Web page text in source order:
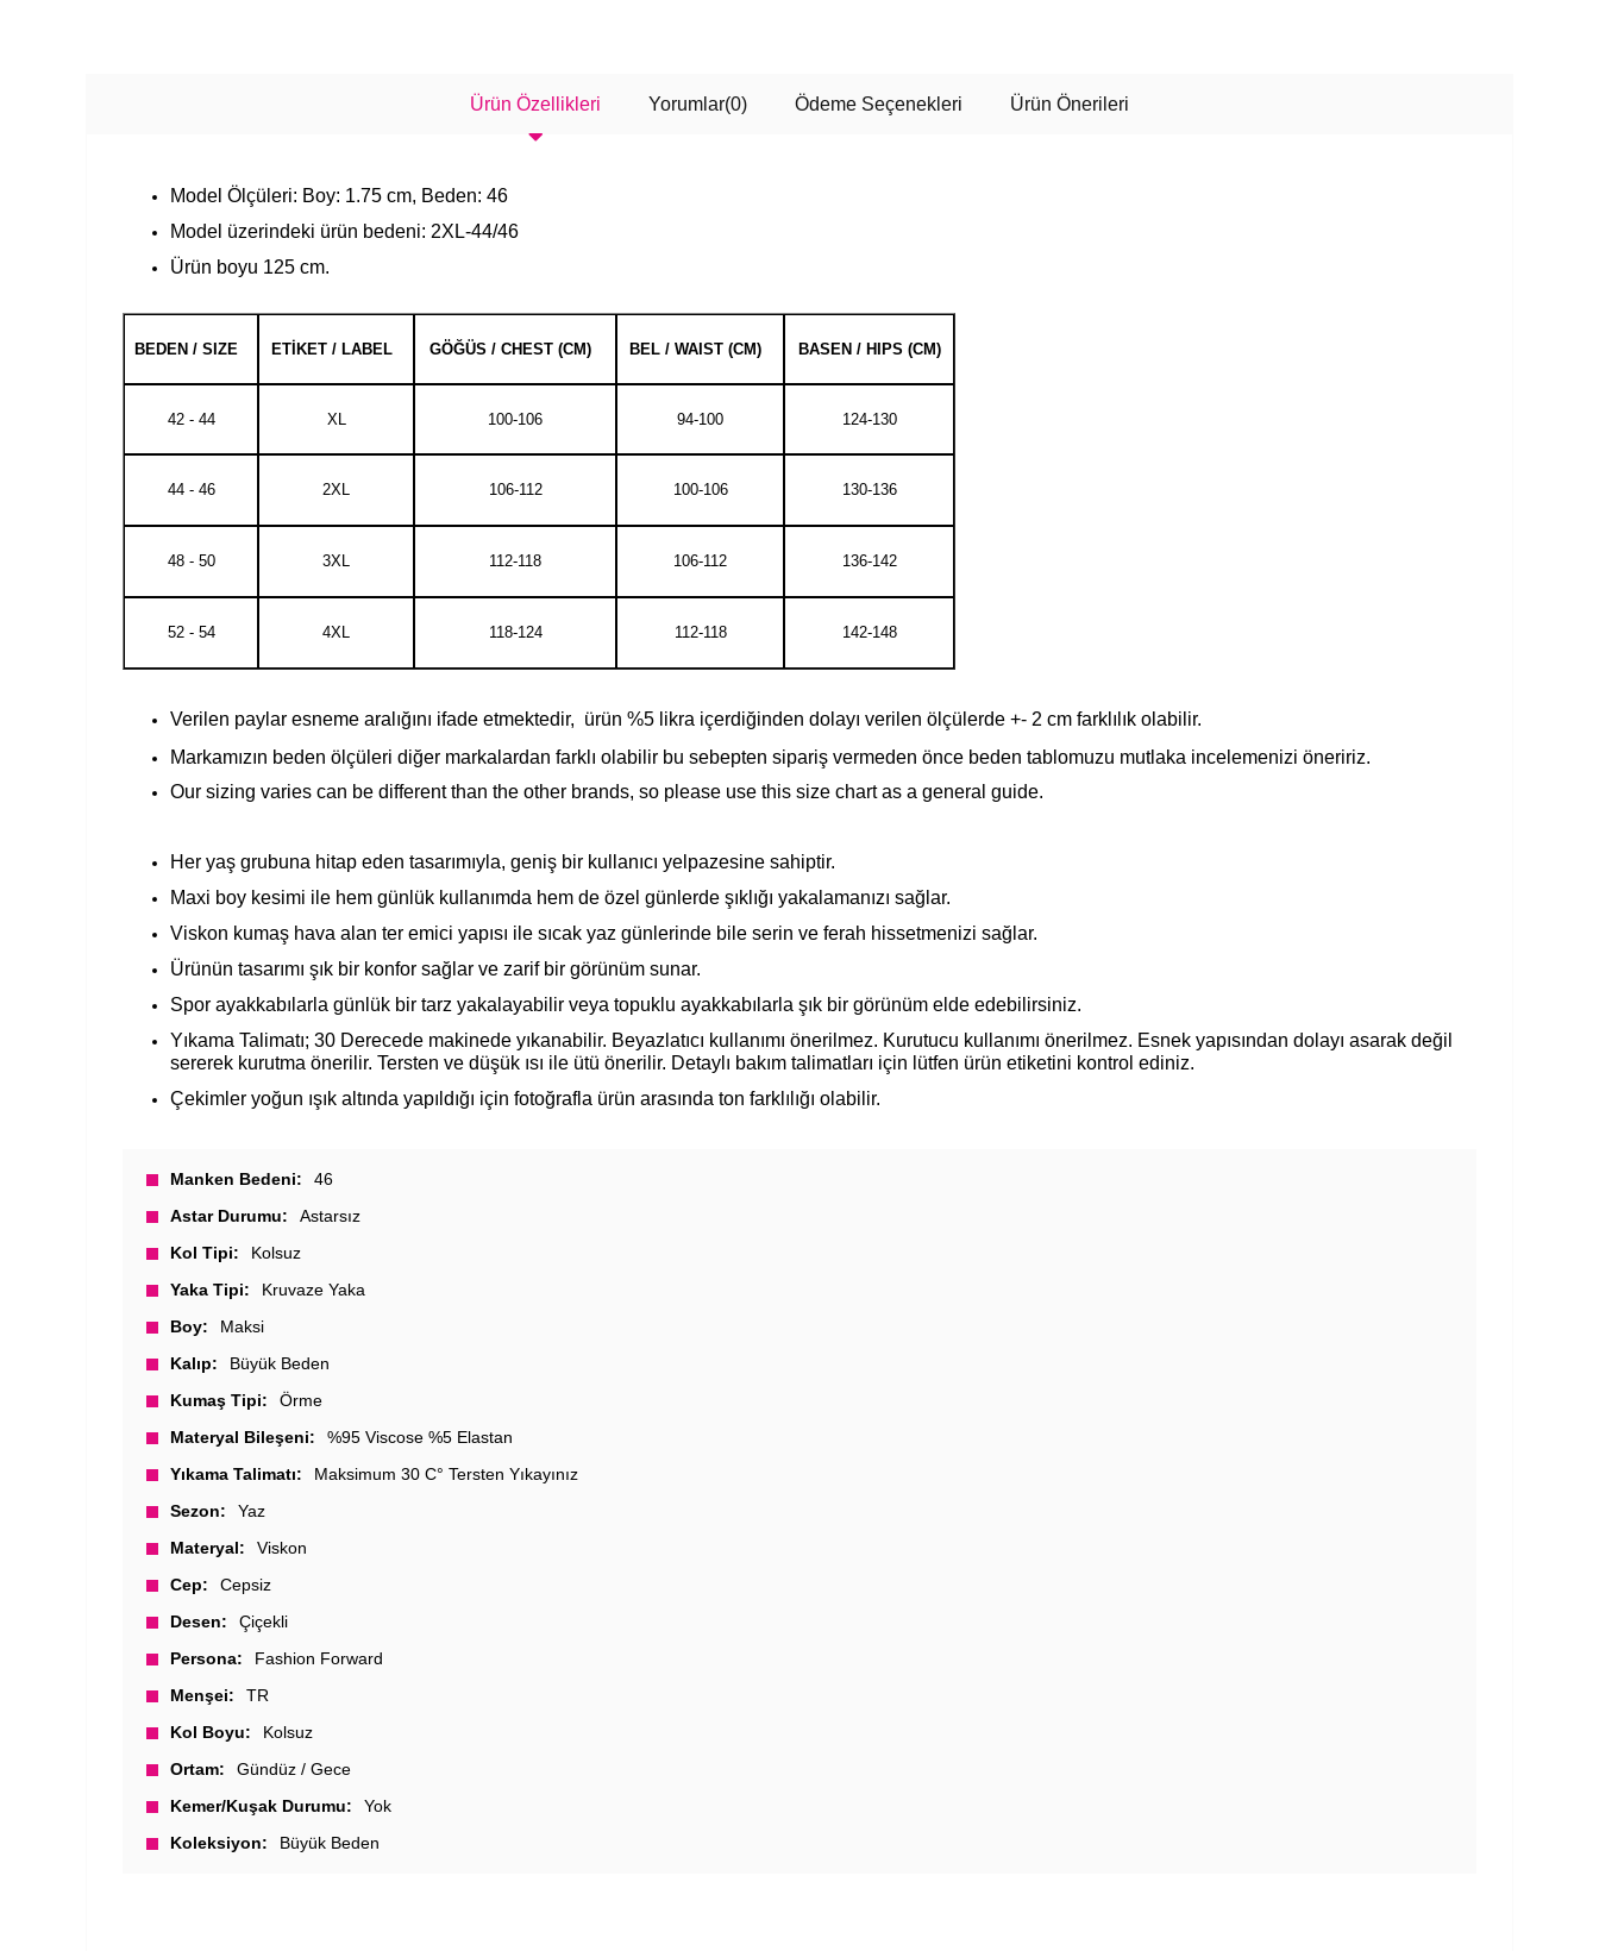
Ürün Özellikleri Yorumlar(0) Ödeme Seçenekleri Ürün Önerileri
Model Ölçüleri: Boy: 1.75 cm, Beden: 46
Model üzerindeki ürün bedeni: 2XL-44/46
Ürün boyu 125 cm.
BEDEN / SIZE ETİKET / LABEL GÖĞÜS / CHEST (CM) BEL / WAIST (CM) BASEN / HIPS (CM)
42 - 44 XL 100-106 94-100 124-130
44 - 46 2XL 106-112 100-106 130-136
48 - 50 3XL 112-118 106-112 136-142
52 - 54 4XL 118-124 112-118 142-148
Verilen paylar esneme aralığını ifade etmektedir, ürün %5 likra içerdiğinden dolayı verilen ölçülerde +- 2 cm farklılık olabilir.
Markamızın beden ölçüleri diğer markalardan farklı olabilir bu sebepten sipariş vermeden önce beden tablomuzu mutlaka incelemenizi öneririz.
Our sizing varies can be different than the other brands, so please use this size chart as a general guide.
Her yaş grubuna hitap eden tasarımıyla, geniş bir kullanıcı yelpazesine sahiptir.
Maxi boy kesimi ile hem günlük kullanımda hem de özel günlerde şıklığı yakalamanızı sağlar.
Viskon kumaş hava alan ter emici yapısı ile sıcak yaz günlerinde bile serin ve ferah hissetmenizi sağlar.
Ürünün tasarımı şık bir konfor sağlar ve zarif bir görünüm sunar.
Spor ayakkabılarla günlük bir tarz yakalayabilir veya topuklu ayakkabılarla şık bir görünüm elde edebilirsiniz.
Yıkama Talimatı; 30 Derecede makinede yıkanabilir. Beyazlatıcı kullanımı önerilmez. Kurutucu kullanımı önerilmez. Esnek yapısından dolayı asarak değil
sererek kurutma önerilir. Tersten ve düşük ısı ile ütü önerilir. Detaylı bakım talimatları için lütfen ürün etiketini kontrol ediniz.
Çekimler yoğun ışık altında yapıldığı için fotoğrafla ürün arasında ton farklılığı olabilir.
Manken Bedeni
46
Astar Durumu
Astarsız
Kol Tipi
Kolsuz
Yaka Tipi
Kruvaze Yaka
Boy
Maksi
Kalıp
Büyük Beden
Kumaş Tipi
Örme
Materyal Bileşeni
%95 Viscose %5 Elastan
Yıkama Talimatı
Maksimum 30 C° Tersten Yıkayınız
Sezon
Yaz
Materyal
Viskon
Cep
Cepsiz
Desen
Çiçekli
Persona
Fashion Forward
Menşei
TR
Kol Boyu
Kolsuz
Ortam
Gündüz / Gece
Kemer/Kuşak Durumu
Yok
Koleksiyon
Büyük Beden